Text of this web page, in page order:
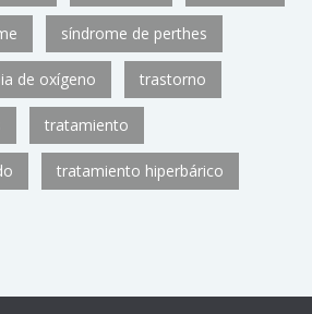
síndrome de perthes
de oxígeno trastorno
tratamiento
tratamiento hiperbárico